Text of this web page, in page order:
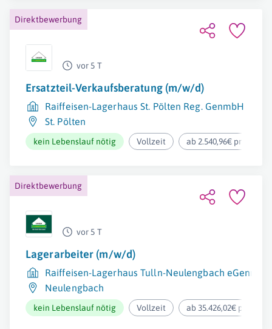
Direktbewerbung
vor 5 T
Ersatzteil-Verkaufsberatung (m/w/d)
Raiffeisen-Lagerhaus St. Pölten Reg. GenmbH
St. Pölten
kein Lebenslauf nötig Vollzeit ab 2.540,96€ pro
Direktbewerbung
vor 5 T
Lagerarbeiter (m/w/d)
Raiffeisen-Lagerhaus Tulln-Neulengbach eGenmbH
Neulengbach
kein Lebenslauf nötig Vollzeit ab 35.426,02€ pro Jahr